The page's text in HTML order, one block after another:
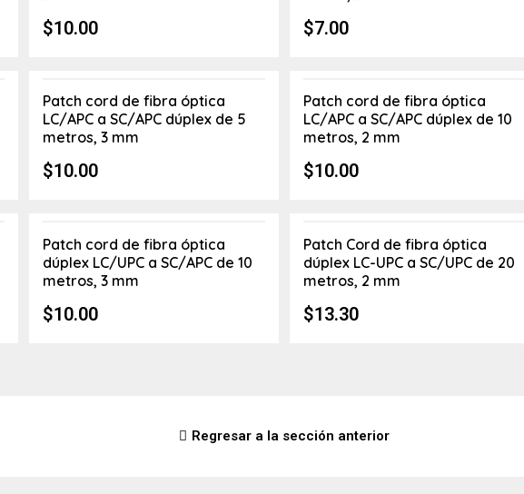
$10.00 $7.00
Patch cord de fibra óptica
LC/APC a SC/APC dúplex de 5
metros, 3 mm
$10.00
Patch cord de fibra óptica
LC/APC a SC/APC dúplex de 10
metros, 2 mm
$10.00
Patch cord de fibra óptica
dúplex LC/UPC a SC/APC de 10
metros, 3 mm
$10.00
Patch Cord de fibra óptica
dúplex LC-UPC a SC/UPC de 20
metros, 2 mm
$13.30
Regresar a la sección anterior